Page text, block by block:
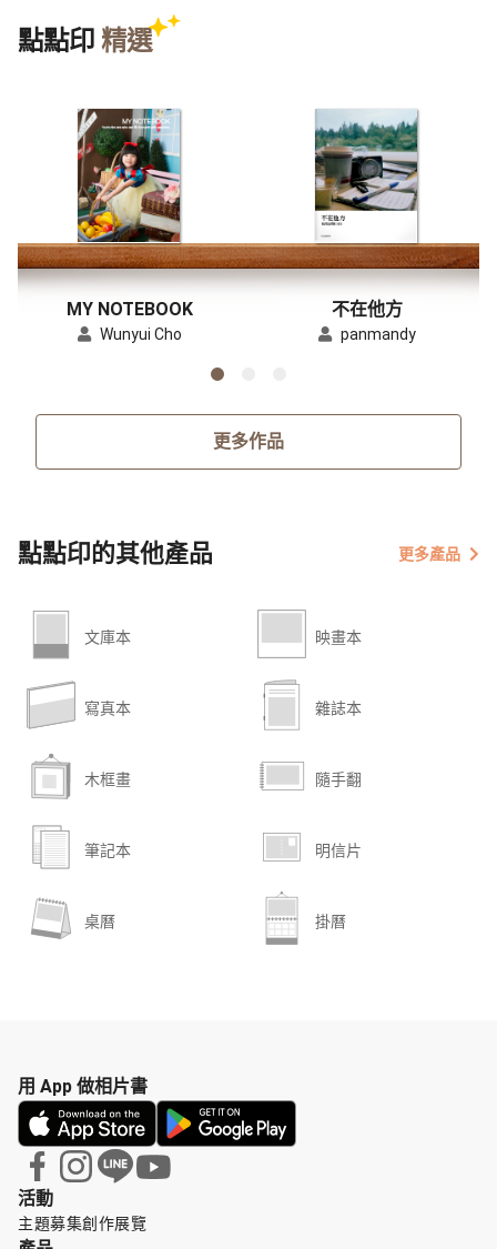
點點印 精選
MY NOTEBOOK
Wunyui Cho
不在他方
panmandy
更多作品
點點印的其他產品 更多產品
文庫本 映畫本
寫真本 雜誌本
木框畫 隨手翻
筆記本 明信片
桌曆 掛曆
活動
主題募集創作展覽
用 App 做相片書